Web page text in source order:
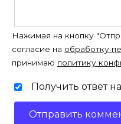
Нажимая на кнопку
согласие на обработку
принимаю политику
Получить ответ